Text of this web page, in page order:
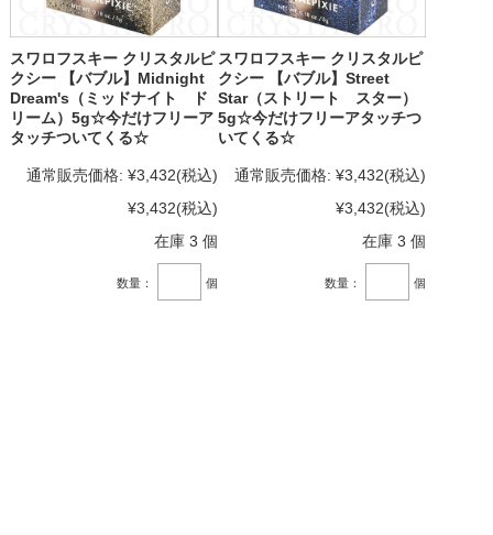
スワロフスキー クリスタルピ
クシー 【バブル】Midnight
Dream's（ミッドナイト ド
リーム）5g☆今だけフリーア
タッチついてくる☆
通常販売価格: ¥3,432(税込)
¥3,432(税込)
在庫 3 個
数量： 個
スワロフスキー クリスタルピ
クシー 【バブル】Street
Star（ストリート スター）
5g☆今だけフリーアタッチつ
いてくる☆
通常販売価格: ¥3,432(税込)
¥3,432(税込)
在庫 3 個
数量： 個